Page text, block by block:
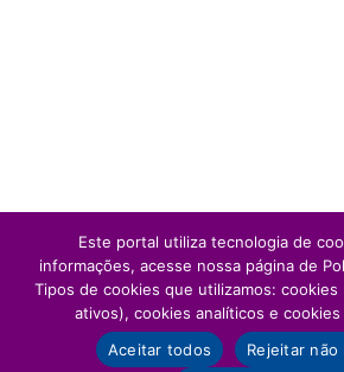
Este portal utiliza tecnologia de
informações, acesse nossa página de
Tipos de cookies que utilizamos: cookies
ativos), cookies analíticos e
Aceitar todos
Rejeitar